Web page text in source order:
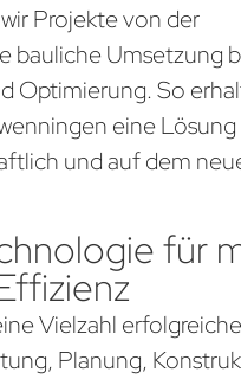
Projekte von der
bauliche Umsetzung
Optimierung. So
eine Lösung
und auf dem
für
Vielzahl
Planung,